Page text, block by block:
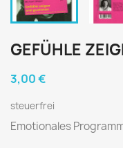
GEFÜHLE
3,00 €
steuerfrei
Emotionales